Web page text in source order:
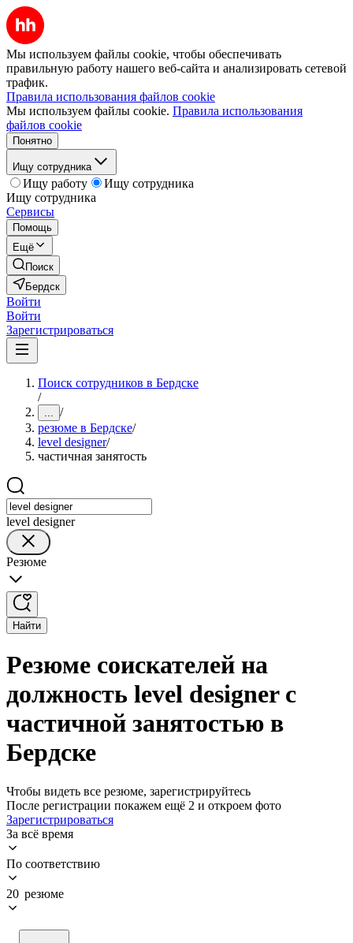
Мы используем файлы cookie, чтобы обеспечивать
правильную работу нашего веб-сайта и анализировать сетевой
трафик.
Правила использования файлов cookie
Мы используем файлы cookie. Правила использования
файлов cookie
Понятно
Ищу сотрудника
Ищу работу
Ищу сотрудника
Ищу сотрудника
Сервисы
Помощь
Ещё
Поиск
Бердск
Войти
Войти
Зарегистрироваться
Поиск сотрудников в Бердске
/
... /
резюме в Бердске/
level designer/
частичная занятость
level designer
Резюме
Найти
Резюме соискателей на
должность level designer с
частичной занятостью в
Бердске
Чтобы видеть все резюме, зарегистрируйтесь
После регистрации покажем ещё 2 и откроем фото
Зарегистрироваться
За всё время
По соответствию
20 резюме